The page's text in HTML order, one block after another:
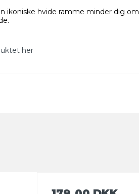
ikoniske hvide ramme minder dig
her